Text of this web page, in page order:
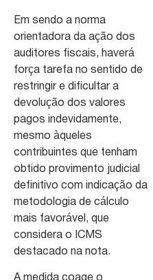
Em sendo a norma
orientadora da ação dos
auditores fiscais, haverá
força tarefa no sentido de
restringir e dificultar a
devolução dos valores
pagos indevidamente,
mesmo àqueles
contribuintes que tenham
obtido provimento judicial
definitivo com indicação da
metodologia de cálculo
mais favorável, que
considera o ICMS
destacado na nota.